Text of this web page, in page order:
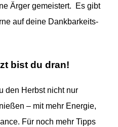
Ärger gemeistert. Es gibt
auf deine Dankbarkeits-
bist du dran!
den Herbst nicht nur
– mit mehr Energie,
Für noch mehr Tipps